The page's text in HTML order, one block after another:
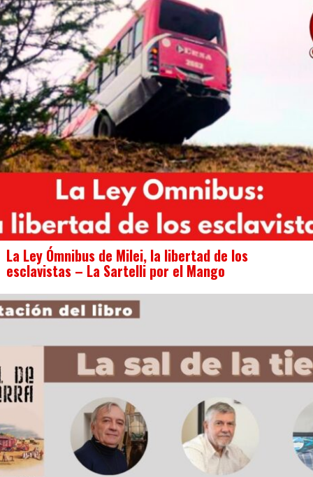
La Ley Ómnibus de Milei, la libertad de los
esclavistas – La Sartelli por el Mango